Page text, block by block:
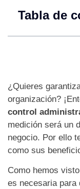
Tabla de
¿Quieres
organización?
control
medición será un
negocio. Por ello
como sus
Como hemos
es necesaria para